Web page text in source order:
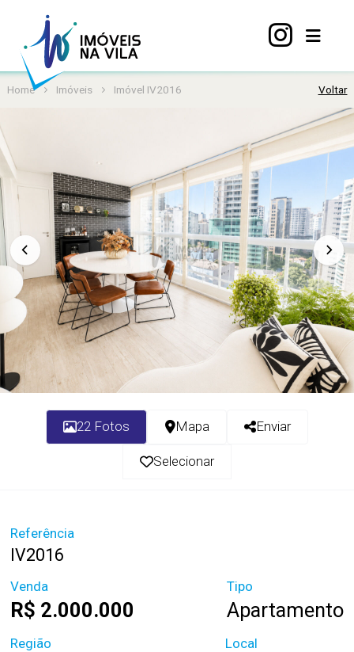
Vila
Mariana
Imóveis
Viva
Vila
Sobre
nós
Contato
Home Imóveis Imóvel IV2016 Voltar
22 Fotos Mapa Enviar
Selecionar
Referência
IV2016
Venda
R$ 2.000.000
Tipo
Apartamento
Região Local